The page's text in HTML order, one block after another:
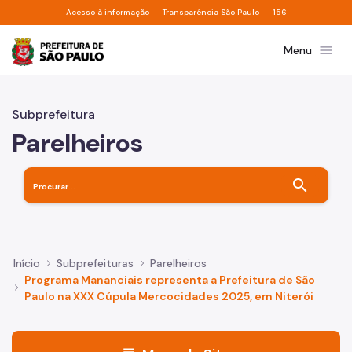
Pular para o Conteúdo principal
Acesso à informação Divisor de acesso à informação
Transparência São Paulo Divisor de
156
Prefeitura de São PauloMenu menu
Subprefeitura
Parelheiros
search
Início Subprefeituras
Parelheiros
Programa Mananciais representa a Prefeitura de São
Paulo na XXX Cúpula Mercocidades 2025, em Niterói